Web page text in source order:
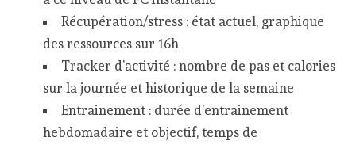
Récupération/stress : état actuel, graphique
des ressources sur 16h
Tracker d’activité : nombre de pas et calories
sur la journée et historique de la semaine
Entrainement : durée d’entrainement
hebdomadaire et objectif, temps de